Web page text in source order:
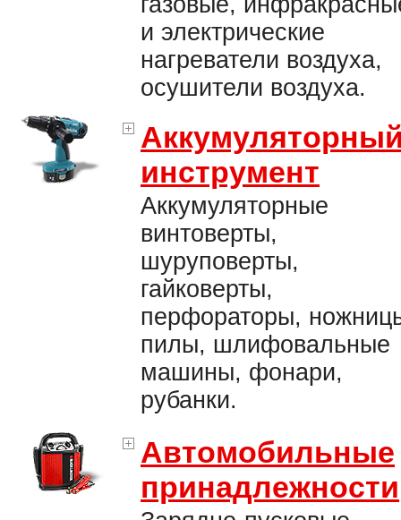
и электрические
нагреватели воздуха,
осушители воздуха.
инструмент
Аккумуляторные
винтоверты,
шуруповерты,
гайковерты,
перфораторы,
пилы, шлифовальные
машины, фонари,
рубанки.
Автомобильные
принадлежности